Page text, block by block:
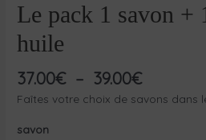
Le pack 1 savon +
huile
37.00€ – 39.00€
Faîtes votre choix de savons dans
savon